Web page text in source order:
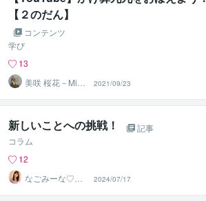
【２のだん】
コンテンツ
学び
13
美咲 桜花－Misa
ki Ohka－
2021/09/23
新しいことへの挑戦！
記事
コラム
12
なごみーな♡癒
し系心のサポー
ター
2024/07/17